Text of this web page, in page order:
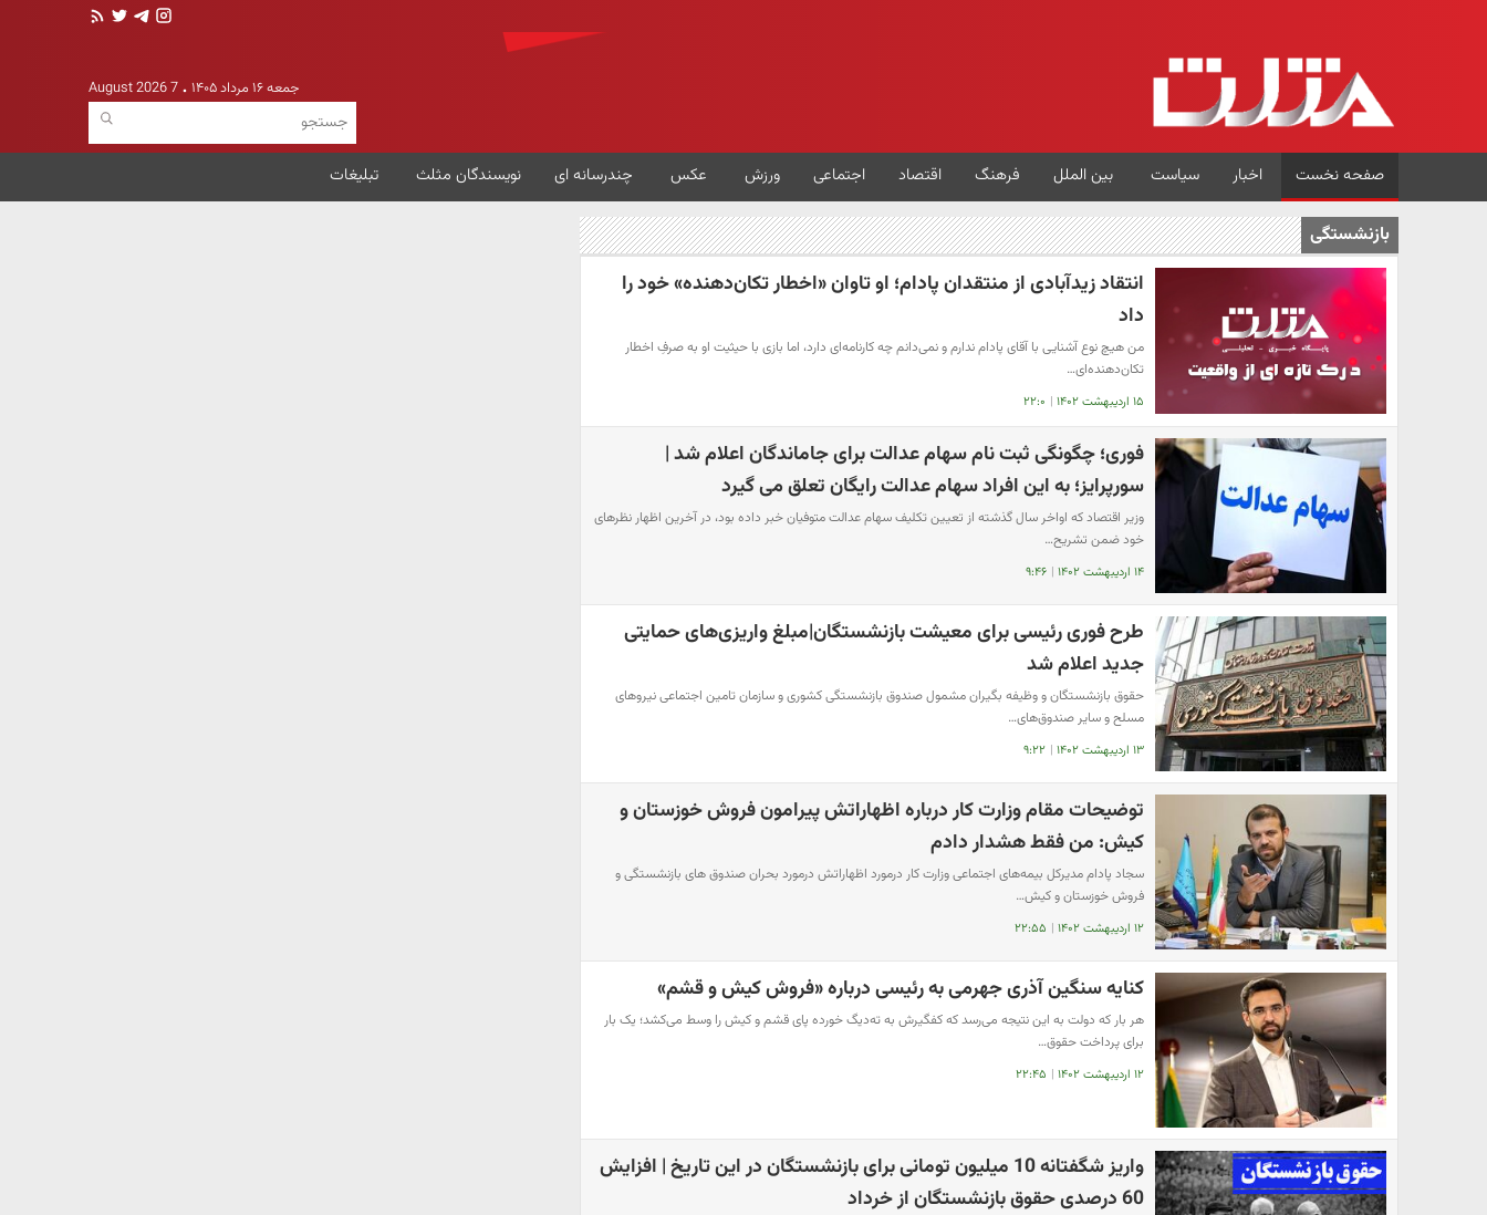
جمعه ۱۶ مرداد ۱۴۰۵ 7 August 2026
صفحه نخست اخبار سیاست بین الملل فرهنگ اقتصاد اجتماعی ورزش عکس چندرسانه ای نویسندگان مثلث تبلیغات
بازنشستگی
انتقاد زیدآبادی از منتقدان پادام؛ او تاوان «اخطار تکان‌دهنده‌» خود را
داد
من هیچ نوع آشنایی با آقای پادام ندارم و نمی‌دانم چه کارنامه‌ای دارد، اما بازی با حیثیت او به صرفِ اخطار
تکان‌دهنده‌ای…
۱۵ اردیبهشت ۱۴۰۲ | ۲۲:۰
فوری؛ چگونگی ثبت نام سهام عدالت برای جاماندگان اعلام شد |
سورپرایز؛ به این افراد سهام عدالت رایگان تعلق می گیرد
وزیر اقتصاد که اواخر سال گذشته از تعیین تکلیف سهام عدالت متوفیان خبر داده بود، در آخرین اظهار نظرهای
خود ضمن تشریح…
۱۴ اردیبهشت ۱۴۰۲ | ۹:۴۶
طرح فوری رئیسی برای معیشت بازنشستگان|مبلغ واریزی‌های حمایتی
جدید اعلام شد
حقوق بازنشستگان و وظیفه بگیران مشمول صندوق بازنشستگی کشوری و سازمان تامین اجتماعی نیرو‌های
مسلح و سایر صندوق‌های…
۱۳ اردیبهشت ۱۴۰۲ | ۹:۲۲
توضیحات مقام وزارت کار درباره اظهاراتش پیرامون فروش خوزستان و
کیش: من فقط هشدار دادم
سجاد پادام مدیرکل بیمه‌های اجتماعی وزارت کار درمورد اظهاراتش درمورد بحران صندوق های بازنشستگی و
فروش خوزستان و کیش…
۱۲ اردیبهشت ۱۴۰۲ | ۲۲:۵۵
کنایه سنگین آذری جهرمی به رئیسی درباره «فروش کیش و قشم»
هر بار که دولت به این نتیجه می‌رسد که کفگیرش به ته‌دیگ خورده پای قشم و کیش را وسط می‌کشد؛ یک بار
برای پرداخت حقوق…
۱۲ اردیبهشت ۱۴۰۲ | ۲۲:۴۵
واریز شگفتانه 10 میلیون تومانی برای بازنشستگان در این تاریخ | افزایش
60 درصدی حقوق بازنشستگان از خرداد